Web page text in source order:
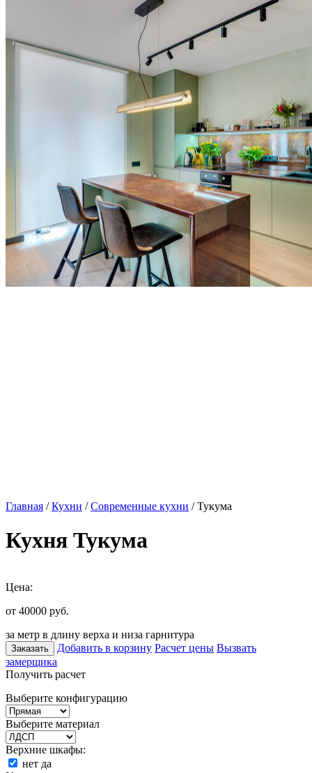
Главная /Кухни /Современные кухни / Тукума
Кухня Тукума
Цена:
от 40000 руб.
за метр в длину верха и низа гарнитура
Заказать Добавить в корзину Расчет цены Вызвать
замерщика
Получить расчет
Выберите конфигурацию
Выберите материал
Верхние шкафы:
нет да